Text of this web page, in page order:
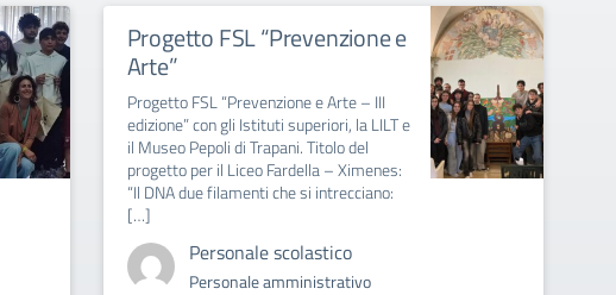
Progetto FSL “Prevenzione e
Arte”
Progetto FSL “Prevenzione e Arte – III
edizione” con gli Istituti superiori, la LILT e
il Museo Pepoli di Trapani. Titolo del
progetto per il Liceo Fardella – Ximenes:
“Il DNA due filamenti che si intrecciano:
[…]
Personale scolastico
Personale amministrativo